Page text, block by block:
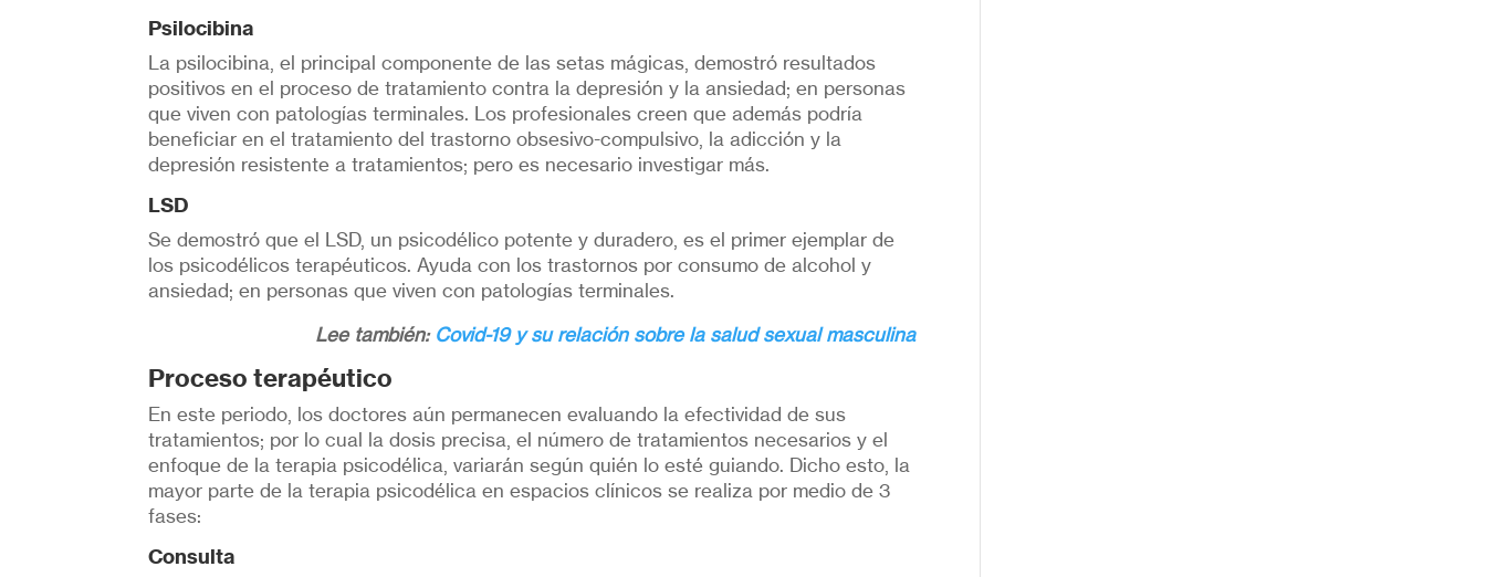
Psilocibina
La psilocibina, el principal componente de las setas mágicas, demostró resultados
positivos en el proceso de tratamiento contra la depresión y la ansiedad; en personas
que viven con patologías terminales. Los profesionales creen que además podría
beneficiar en el tratamiento del trastorno obsesivo-compulsivo, la adicción y la
depresión resistente a tratamientos; pero es necesario investigar más.
LSD
Se demostró que el LSD, un psicodélico potente y duradero, es el primer ejemplar de
los psicodélicos terapéuticos. Ayuda con los trastornos por consumo de alcohol y
ansiedad; en personas que viven con patologías terminales.
Lee también: Covid-19 y su relación sobre la salud sexual masculina
Proceso terapéutico
En este periodo, los doctores aún permanecen evaluando la efectividad de sus
tratamientos; por lo cual la dosis precisa, el número de tratamientos necesarios y el
enfoque de la terapia psicodélica, variarán según quién lo esté guiando. Dicho esto, la
mayor parte de la terapia psicodélica en espacios clínicos se realiza por medio de 3
fases:
Consulta